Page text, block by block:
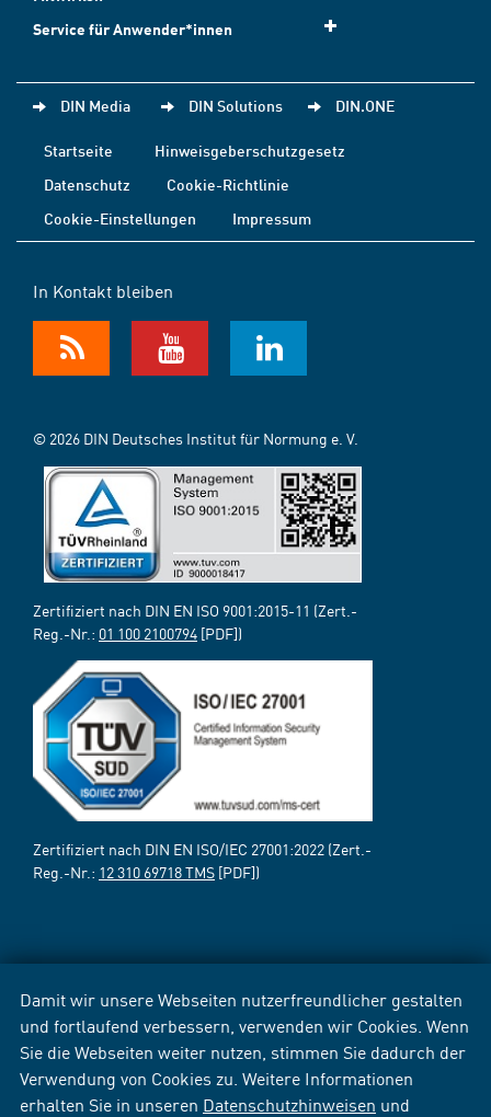
Damit wir unsere Webseiten nutzerfreundlicher gestalten
und fortlaufend verbessern, verwenden wir Cookies. Wenn
Sie die Webseiten weiter nutzen, stimmen Sie dadurch der
Verwendung von Cookies zu. Weitere Informationen
erhalten Sie in unseren Datenschutzhinweisen und
Service für Anwender*innen
DIN Media DIN Solutions DIN.ONE
Startseite
Hinweisgeberschutzgesetz
Datenschutz
Cookie-Richtlinie
Cookie-Einstellungen
Impressum
In Kontakt bleiben
© 2026 DIN Deutsches Institut für Normung e. V.
Zertifiziert nach DIN EN ISO 9001:2015-11 (Zert.-
Reg.-Nr.: 01 100 2100794 [PDF])
Zertifiziert nach DIN EN ISO/IEC 27001:2022 (Zert.-
Reg.-Nr.: 12 310 69718 TMS [PDF])